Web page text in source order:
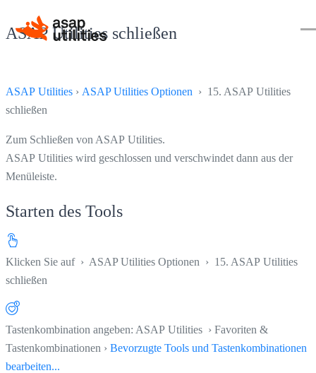
ASAP Utilities schließen
ASAP Utilities › ASAP Utilities Optionen › 15. ASAP Utilities
schließen
Zum Schließen von ASAP Utilities.
ASAP Utilities wird geschlossen und verschwindet dann aus der
Menüleiste.
Starten des Tools
Klicken Sie auf › ASAP Utilities Optionen › 15. ASAP Utilities
schließen
Tastenkombination angeben: ASAP Utilities › Favoriten &
Tastenkombinationen › Bevorzugte Tools und Tastenkombinationen
bearbeiten...